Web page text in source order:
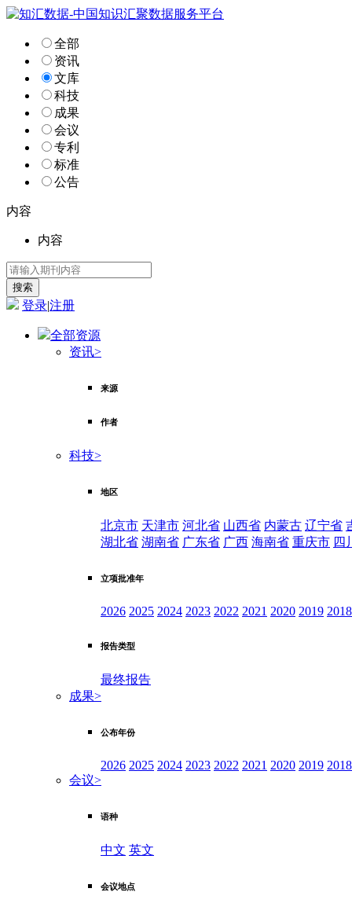
全部
资讯
文库
科技
成果
会议
专利
标准
公告
内容
内容
登录|注册
全部资源
资讯>
来源
作者
科技>
地区
北京市 天津市 河北省 山西省 内蒙古 辽宁省
湖北省 湖南省 广东省 广西 海南省 重庆市 四
立项批准年
2026 2025 2024 2023 2022 2021 2020 2019 2018
报告类型
最终报告
成果>
公布年份
2026 2025 2024 2023 2022 2021 2020 2019 2018
会议>
语种
中文 英文
会议地点